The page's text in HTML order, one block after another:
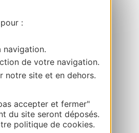
:
navigation.
de votre navigation.
notre site et en dehors.
accepter et fermer"
du site seront déposés.
politique de cookies.